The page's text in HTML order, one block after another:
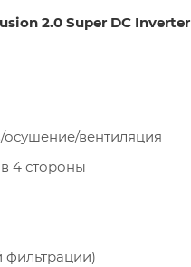
2.0 Super DC Inverter
вентиляция
4 стороны
фильтрации)